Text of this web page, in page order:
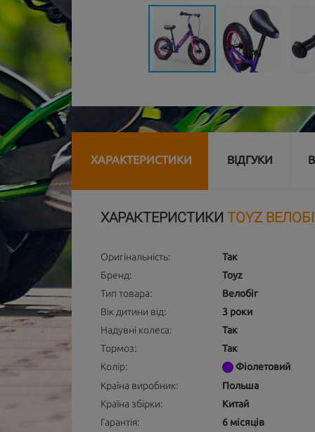
ХАРАКТЕРИСТИКИ ВІДГУКИ
ХАРАКТЕРИСТИКИ TOYZ
Оригінальність:
Так
Бренд:
Toyz
Тип товара:
Велобіг
Вік дитини від:
3 роки
Надувні колеса:
Так
Тормоз:
Так
Колір:
Фіолетовий
Країна виробник:
Польша
Країна збірки:
Китай
Гарантія:
6 місяців